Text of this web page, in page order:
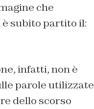
che
è subito partito il:
infatti, non è
parole utilizzate
dello scorso